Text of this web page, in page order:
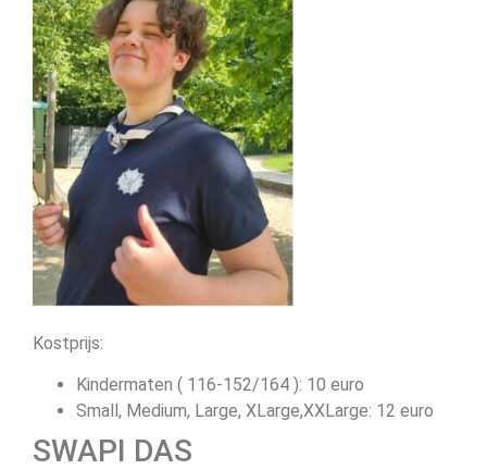
Kostprijs:
Kindermaten ( 116-152/164 ): 10 euro
Small, Medium, Large, XLarge,XXLarge: 12 euro
SWAPI DAS